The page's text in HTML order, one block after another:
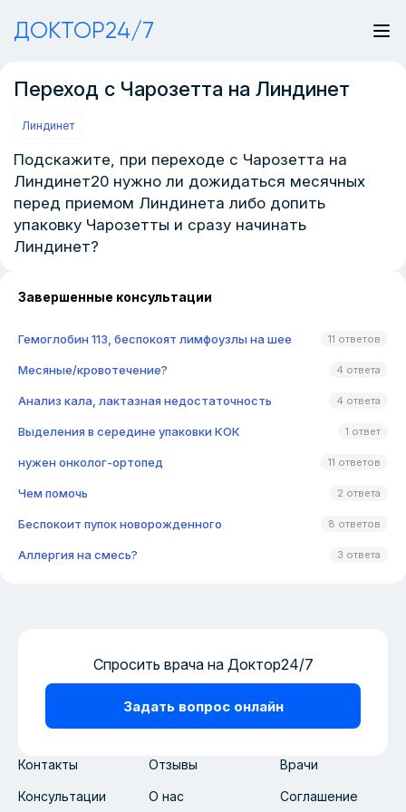
ДОКТОР24/7
Переход с Чарозетта на Линдинет
Линдинет
Подскажите, при переходе с Чарозетта на
Линдинет20 нужно ли дожидаться месячных
перед приемом Линдинета либо допить
упаковку Чарозетты и сразу начинать
Линдинет?
Завершенные консультации
Гемоглобин 113, беспокоят лимфоузлы на шее 11 ответов
Месяные/кровотечение? 4 ответа
Анализ кала, лактазная недостаточность 4 ответа
Выделения в середине упаковки КОК 1 ответ
нужен онколог-ортопед 11 ответов
Чем помочь 2 ответа
Беспокоит пупок новорожденного 8 ответов
Аллергия на смесь? 3 ответа
Контакты Отзывы Врачи
Консультации О нас Соглашение
Спросить врача на Доктор24/7
Задать вопрос онлайн